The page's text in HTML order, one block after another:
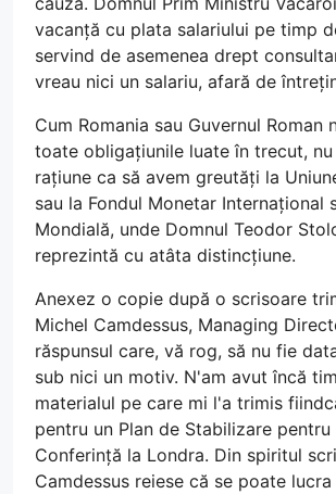
vacanță cu plata salariului pe timp
servind de asemenea drept
vreau nici un salariu, afară de
Cum Romania sau Guvernul Roman
toate obligațiunile luate în trecut,
rațiune ca să avem greutăți la
sau la Fondul Monetar Internațional
Mondială, unde Domnul Teodor
reprezintă cu atâta distincțiune.
Anexez o copie după o scrisoare
Michel Camdessus, Managing
răspunsul care, vă rog, să nu fie
sub nici un motiv. N'am avut încă
materialul pe care mi l'a trimis
pentru un Plan de Stabilizare
Conferință la Londra. Din spiritul
Camdessus reiese că se poate